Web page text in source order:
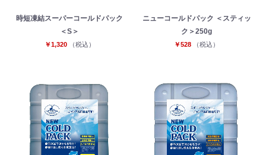
時短凍結スーパーコールドパック
＜S＞
￥1,320 （税込）
ニューコールドパック ＜スティッ
ク＞250g
￥528 （税込）
お買い物を続ける カートへ進む